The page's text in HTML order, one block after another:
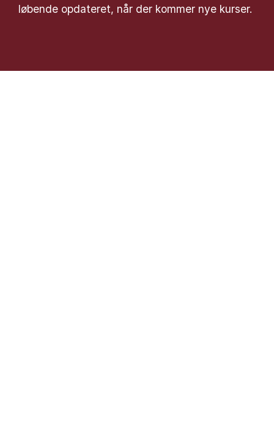
løbende opdateret, når der kommer nye kurser.